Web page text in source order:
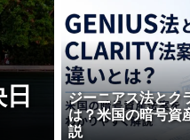
ジーニアス法とク
は？米国の暗号資
説